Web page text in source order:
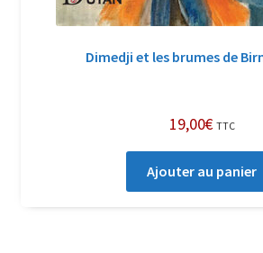
Dimedji et les brumes de
19,00€ TTC
Ajouter au panier